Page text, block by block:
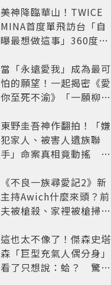
美神降臨華山！TWICE
MINA首度單飛訪台「自
曝最想做這事」360度0
開
當「永遠愛我」成為最可
怕的願望！一起揭密《愛
你至死不渝》「一願柳」
路
東野圭吾神作翻拍！「嫌
犯家人、被害人遺族聯
手」命案真相竟動搖
框架展開
《不良一族尋愛記2》新
主持Awich什麼來頭？前
夫被槍殺、家裡被槍掃射
馬！
這也太不像了！傑森史塔
森「巨型充氣人偶分身」
看了只想說：蛤？ 驚喜